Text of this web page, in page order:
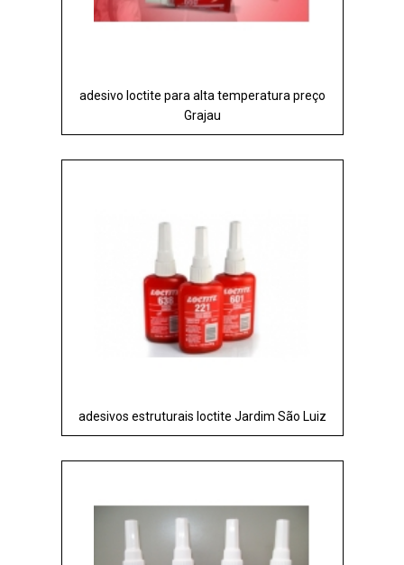
adesivo loctite para alta temperatura preço
Grajau
adesivos estruturais loctite Jardim São Luiz